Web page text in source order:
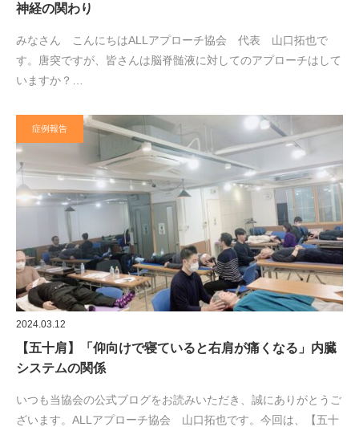
神経の関わり
みなさん こんにちはALLアプローチ協会 代表 山口拓也で
す。唐突ですが、皆さんは脳脊髄液に対してのアプローチはして
いますか？…
症例報告
2024.03.12
【五十肩】「仰向けで寝ていると右肩が痛くなる」内臓
システムの関係
いつも当協会の公式ブログをお読みいただき、誠にありがとうご
ざいます。ALLアプローチ協会 山口拓也です。今回は、【五十